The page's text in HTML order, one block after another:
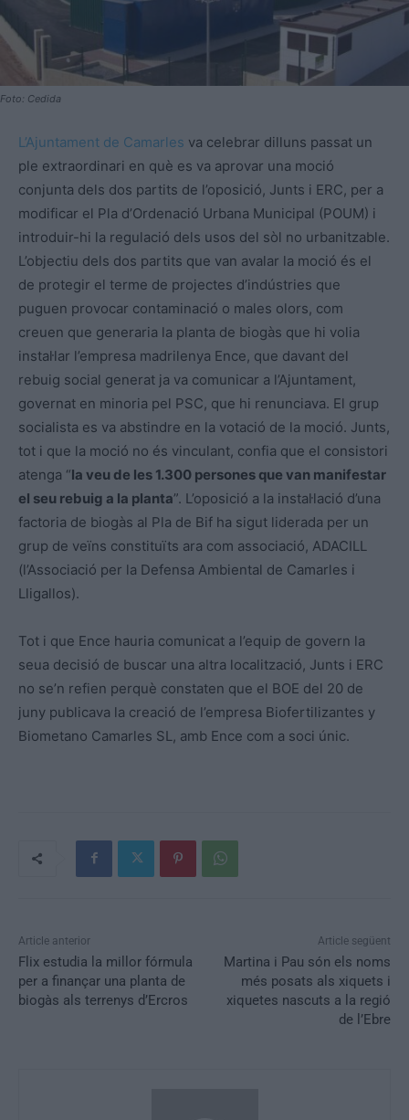
Foto: Cedida
L’Ajuntament de Camarles va celebrar dilluns passat un
ple extraordinari en què es va aprovar una moció
conjunta dels dos partits de l’oposició, Junts i ERC, per a
modificar el Pla d’Ordenació Urbana Municipal (POUM) i
introduir-hi la regulació dels usos del sòl no urbanitzable.
L’objectiu dels dos partits que van avalar la moció és el
de protegir el terme de projectes d’indústries que
puguen provocar contaminació o males olors, com
creuen que generaria la planta de biogàs que hi volia
instal·lar l’empresa madrilenya Ence, que davant del
rebuig social generat ja va comunicar a l’Ajuntament,
governat en minoria pel PSC, que hi renunciava. El grup
socialista es va abstindre en la votació de la moció. Junts,
tot i que la moció no és vinculant, confia que el consistori
atenga “la veu de les 1.300 persones que van manifestar
el seu rebuig a la planta”. L’oposició a la instal·lació d’una
factoria de biogàs al Pla de Bif ha sigut liderada per un
grup de veïns constituïts ara com associació, ADACILL
(l’Associació per la Defensa Ambiental de Camarles i
Lligallos).
Tot i que Ence hauria comunicat a l’equip de govern la
seua decisió de buscar una altra localització, Junts i ERC
no se’n refien perquè constaten que el BOE del 20 de
juny publicava la creació de l’empresa Biofertilizantes y
Biometano Camarles SL, amb Ence com a soci únic.
Article anterior
Flix estudia la millor fórmula
per a finançar una planta de
biogàs als terrenys d’Ercros
Article següent
Martina i Pau són els noms
més posats als xiquets i
xiquetes nascuts a la regió
de l’Ebre